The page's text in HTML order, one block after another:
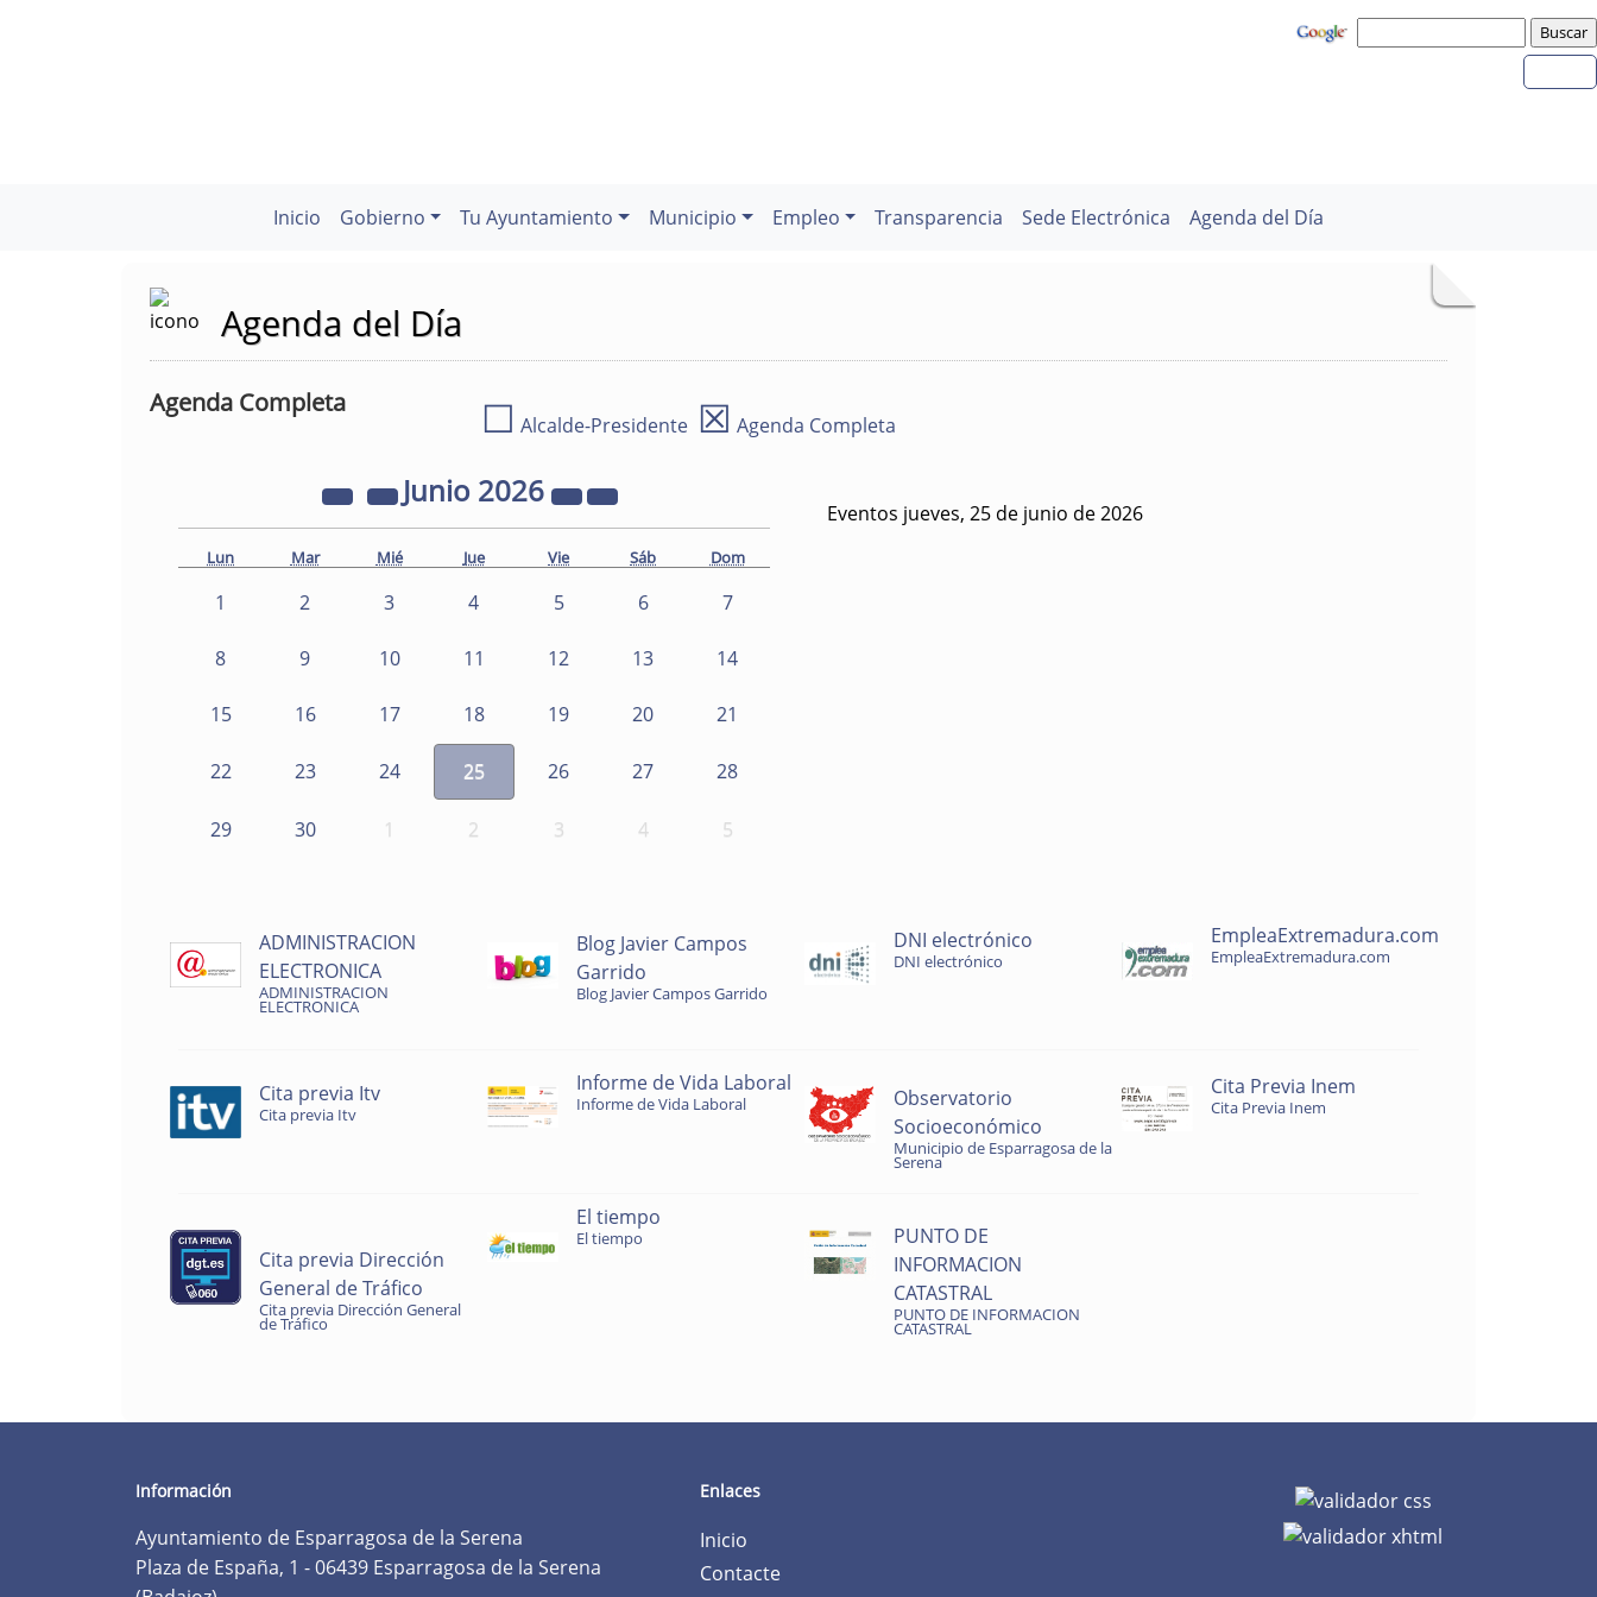
Inicio Gobierno Tu Ayuntamiento Municipio Empleo Transparencia Sede Electrónica Agenda del Día
Agenda del Día
Agenda Completa ☐ Alcalde-Presidente ☒ Agenda Completa
Junio 2026
Lun Mar Mié Jue Vie Sáb Dom
1 2 3 4 5 6 7
8 9 10 11 12 13 14
15 16 17 18 19 20 21
22 23 24 25 26 27 28
29 30 1 2 3 4 5
Eventos jueves, 25 de junio de 2026
ADMINISTRACION
ELECTRONICA
ADMINISTRACION
ELECTRONICA
Blog Javier Campos
Garrido
Blog Javier Campos Garrido
DNI electrónico
DNI electrónico
EmpleaExtremadura.com
EmpleaExtremadura.com
Cita previa Itv
Cita previa Itv
Informe de Vida Laboral
Informe de Vida Laboral
Observatorio
Socioeconómico
Municipio de Esparragosa de la
Serena
Cita Previa Inem
Cita Previa Inem
Cita previa Dirección
General de Tráfico
Cita previa Dirección General
de Tráfico
El tiempo
El tiempo
PUNTO DE
INFORMACION
CATASTRAL
PUNTO DE INFORMACION
CATASTRAL
Información
Ayuntamiento de Esparragosa de la Serena
Plaza de España, 1 - 06439 Esparragosa de la Serena
Enlaces
Inicio
Contacte